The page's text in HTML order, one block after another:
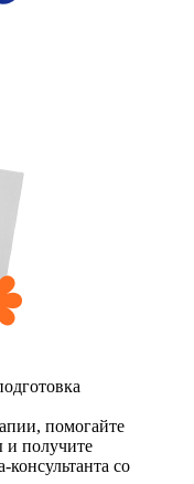
помогайте
и получите
со